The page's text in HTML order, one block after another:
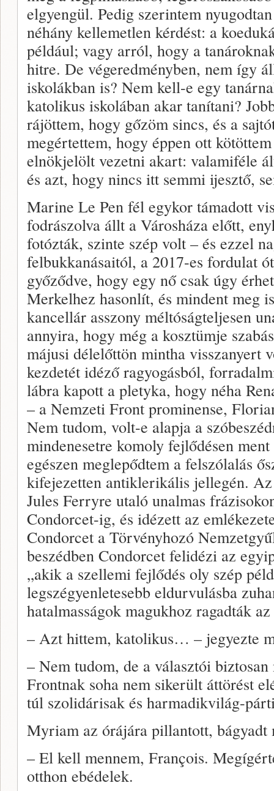
elgyengül. Pedig szerintem
néhány kellemetlen kérdést: a
például; vagy arról, hogy a
hitre. De végeredményben, nem így
iskolákban is? Nem kell-e egy
katolikus iskolában akar tanítani?
rájöttem, hogy gőzöm sincs, és a
megértettem, hogy éppen ott
elnökjelölt vezetni akart: valamiféle
és azt, hogy nincs itt semmi ijesztő,
Marine Le Pen fél egykor támadott
fodrászolva állt a Városháza előtt,
fotózták, szinte szép volt – és ezzel
felbukkanásaitól, a 2017-es fordulat
győződve, hogy egy nő csak úgy
Merkelhez hasonlít, és mindent meg
kancellár asszony méltóságteljesen
annyira, hogy még a kosztümje
májusi délelőttön mintha visszanyert
kezdetét idéző ragyogásból,
lábra kapott a pletyka, hogy néha
– a Nemzeti Front prominense,
Nem tudom, volt-e alapja a
mindenesetre komoly fejlődésen
egészen meglepődtem a felszólalás
kifejezetten antiklerikális jellegén.
Jules Ferryre utaló unalmas
Condorcet-ig, és idézett az
Condorcet a Törvényhozó
beszédben Condorcet felidézi az
„akik a szellemi fejlődés oly szép
legszégyenletesebb eldurvulásba
hatalmasságok magukhoz ragadták
– Azt hittem, katolikus… – jegyezte
– Nem tudom, de a választói
Frontnak soha nem sikerült áttörést
túl szolidárisak és harmadikvilág-
Myriam az órájára pillantott, bágyadt
– El kell mennem, François.
otthon ebédelek.